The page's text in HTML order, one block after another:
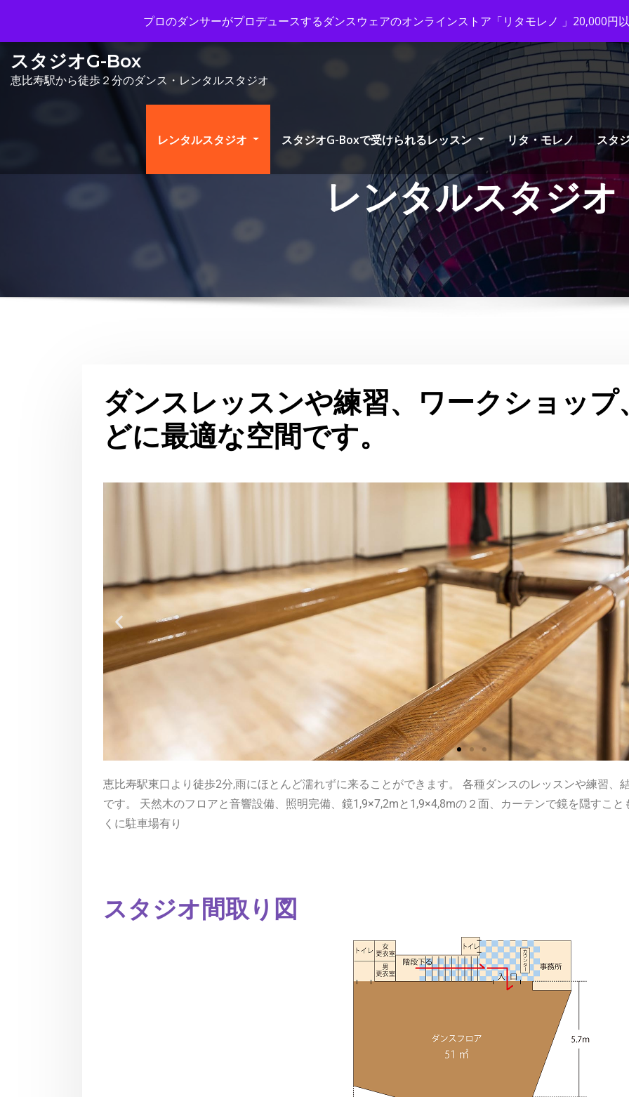
Mon - Sun 10.00 - 23.00 info@gbox-tango.com +03-6231-0170
スタジオG-Box
恵比寿駅から徒歩２分のダンス・レンタルスタジオ
レンタルスタジオ スタジオG-Boxで受けられるレッスン リタ・モレノ スタ
レンタルスタジオ
ダンスレッスンや練習、ワークショップ
どに最適な空間です。
パーティにも最適！
恵比寿駅東口より徒歩2分,雨にほとんど濡れずに来ることができます。 各種ダンスのレッスンや練習、
です。 天然木のフロアと音響設備、照明完備、鏡1,9×7,2mと1,9×4,8mの２面、カーテンで鏡を隠すこ
くに駐車場有り
スタジオ間取り図
プロのダンサーがプロデュースするダンスウェアのオンラインストア「リタモレノ 」20,000円